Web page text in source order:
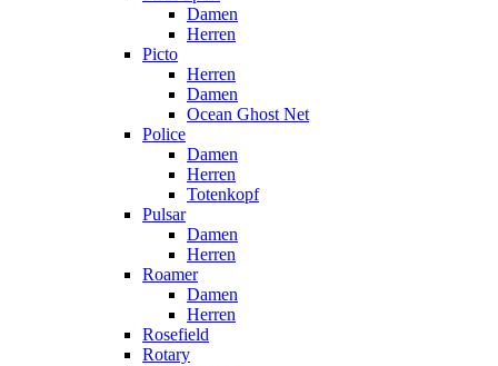
Damen
Herren
Picto
Herren
Damen
Ocean Ghost Net
Police
Damen
Herren
Totenkopf
Pulsar
Damen
Herren
Roamer
Damen
Herren
Rosefield
Rotary